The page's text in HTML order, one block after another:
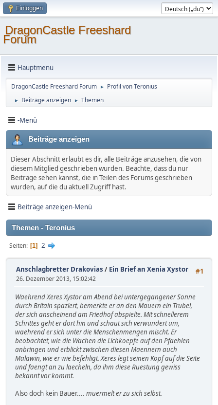
Einloggen
DragonCastle Freeshard
Forum
Hauptmenü
DragonCastle Freeshard Forum ► Profil von Teronius
► Beiträge anzeigen ► Themen
-Menü
Beiträge anzeigen
Dieser Abschnitt erlaubt es dir, alle Beiträge anzusehen, die von
diesem Mitglied geschrieben wurden. Beachte, dass du nur
Beiträge sehen kannst, die in Teilen des Forums geschrieben
wurden, auf die du aktuell Zugriff hast.
Beiträge anzeigen-Menü
Themen - Teronius
Seiten 1 2
#1
Anschlagbretter Drakovias / Ein Brief an Xenia Xystor
26. Dezember 2013, 15:02:42
Waehrend Xeres Xystor am Abend bei untergegangener Sonne
durch Britain spaziert, bemerkte er an den Mauern ein Trubel,
der sich anscheinend am Friedhof abspielte. Mit schnellerem
Schrittes geht er dort hin und schaut sich verwundert um,
waehrend er sich unter die Menschenmengen mischt. Er
beobachtet, wie die Wachen die Lichkoepfe auf den Pfaehlen
anbringen und erblickt zwischen diesen Maennern auch
Malawin, wie er wie befehligt. Xeres legt seinen Kopf auf die Seite
und faengt an zu laecheln, da ihm diese Ruestung gewiss
bekannt vor kommt.
Also doch kein Bauer.... muermelt er zu sich selbst.